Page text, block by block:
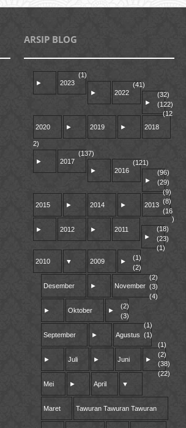
ARSIP BLOG
► 2023
(1)
► 2022
(41)
►
2020
(32)
► 2019
(122)
► 2018
(12
2)
► 2017
(137)
► 2016
(121)
►
2015
(96)
► 2014
(29)
► 2013
(9)
► 2012
(8)
► 2011
(16
)
►
2010
(18)
▼ 2009
(23)
►
Desember
(1)
► November
(1)
► Oktober
(2)
►
September
(2)
► Agustus
(3)
► Juli
(4)
► Juni
(2)
►
Mei
(3)
► April
(1)
▼
Maret
(1)
Tawuran Tawuran Tawuran
(1)
(2)
(38)
(22)